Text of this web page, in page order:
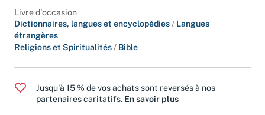
Livre d'occasion
Dictionnaires, langues et encyclopédies/ Langues
étrangères
Religions et Spiritualités/ Bible
Jusqu'à 15 % de vos achats sont reversés à nos
partenaires caritatifs. En savoir plus